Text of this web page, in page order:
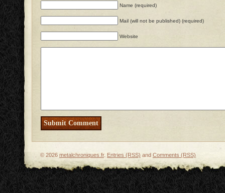
Name (required)
Mail (will not be published) (required)
Website
© 2026 metalchroniques.fr. Entries (RSS) and Comments (RSS)